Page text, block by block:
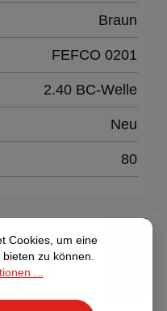
Braun
FEFCO 0201
2.40 BC-Welle
Neu
80
Cookies, um eine
zu können.
...